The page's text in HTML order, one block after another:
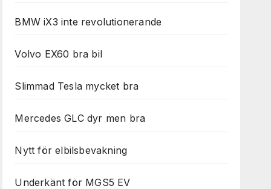
BMW iX3 inte revolutionerande
Volvo EX60 bra bil
Slimmad Tesla mycket bra
Mercedes GLC dyr men bra
Nytt för elbilsbevakning
Underkänt för MGS5 EV